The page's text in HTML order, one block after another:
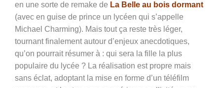
en une sorte de remake de La Belle au bois dormant
(avec en guise de prince un lycéen qui s’appelle
Michael Charming). Mais tout ça reste très léger,
tournant finalement autour d’enjeux anecdotiques,
qu’on pourrait résumer à : qui sera la fille la plus
populaire du lycée ? La réalisation est propre mais
sans éclat, adoptant la mise en forme d’un téléfilm